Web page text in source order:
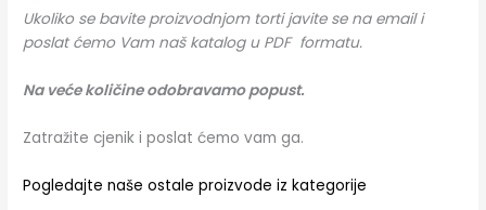
Ukoliko se bavite proizvodnjom torti javite se na email i
poslat ćemo Vam naš katalog u PDF formatu.
Na veće količine odobravamo popust.
Zatražite cjenik i poslat ćemo vam ga.
Pogledajte naše ostale proizvode iz kategorije